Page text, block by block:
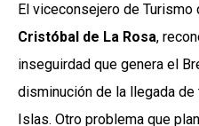
El viceconsejero de Turismo
Cristóbal de La Rosa,
inseguirdad que genera el
disminución de la llegada
Islas. Otro problema que